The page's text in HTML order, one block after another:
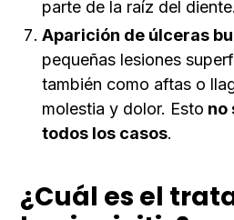
parte de la raíz del diente.
Aparición de úlceras
pequeñas lesiones
también como aftas o
molestia y dolor. Esto no
todos los casos.
¿Cuál es el